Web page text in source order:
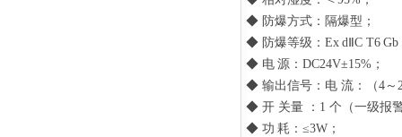
◆ 防爆方式：隔爆型；
◆ 防爆等级：Ex dⅡC T6 Gb
◆ 电 源：DC24V±15%；
◆ 输出信号：电 流：（4～
◆ 开 关量 ：1 个 （一级报
◆ 功 耗：≤3W；